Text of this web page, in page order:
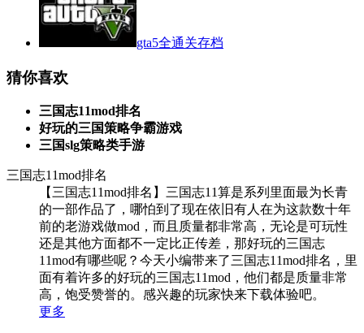
gta5全通关存档
猜你喜欢
三国志11mod排名
好玩的三国策略争霸游戏
三国slg策略类手游
三国志11mod排名
【三国志11mod排名】三国志11算是系列里面最为长青
的一部作品了，哪怕到了现在依旧有人在为这款数十年
前的老游戏做mod，而且质量都非常高，无论是可玩性
还是其他方面都不一定比正传差，那好玩的三国志
11mod有哪些呢？今天小编带来了三国志11mod排名，里
面有着许多的好玩的三国志11mod，他们都是质量非常
高，饱受赞誉的。感兴趣的玩家快来下载体验吧。
更多